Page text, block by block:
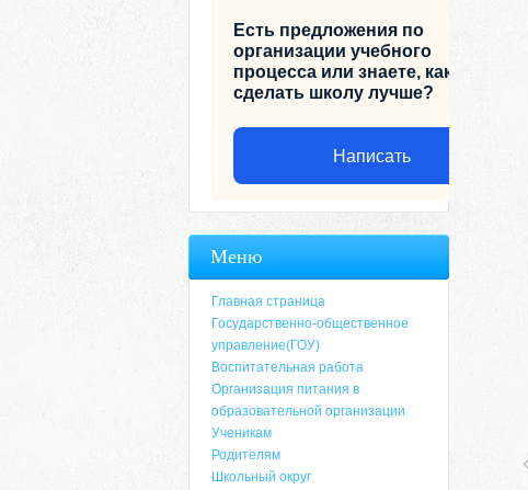
Адрес
Есть предложения по
организации учебного
процесса или знаете, как
сделать школу лучше?
Написать
Меню
Главная страница
Государственно-общественное
управление(ГОУ)
Воспитательная работа
Организация питания в
образовательной организации
Ученикам
Родителям
Школьный округ